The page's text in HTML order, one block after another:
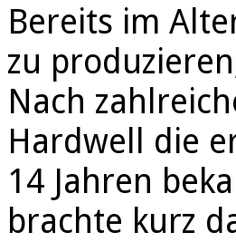
Bereits im
zu
Nach
Hardwell die
14 Jahren
brachte kurz